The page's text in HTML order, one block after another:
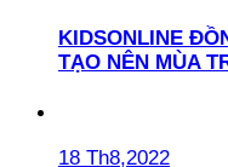
KIDSONLINE
TẠO NÊN MÙA
18 Th8,2022